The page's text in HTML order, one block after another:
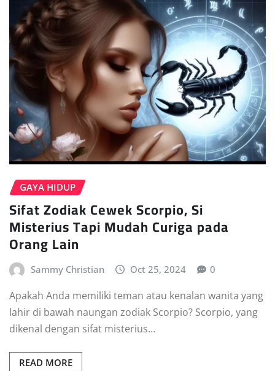
GAYA HIDUP
Sifat Zodiak Cewek Scorpio, Si
Misterius Tapi Mudah Curiga pada
Orang Lain
Sammy Christian Oct 25, 2024 0
Apakah Anda memiliki teman atau kenalan wanita yang
lahir di bawah naungan zodiak Scorpio? Scorpio, yang
dikenal dengan sifat misterius…
READ MORE